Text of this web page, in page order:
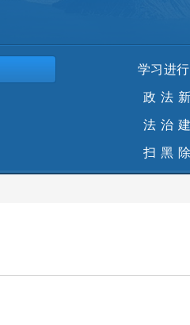
学习进
政法
法治
扫黑